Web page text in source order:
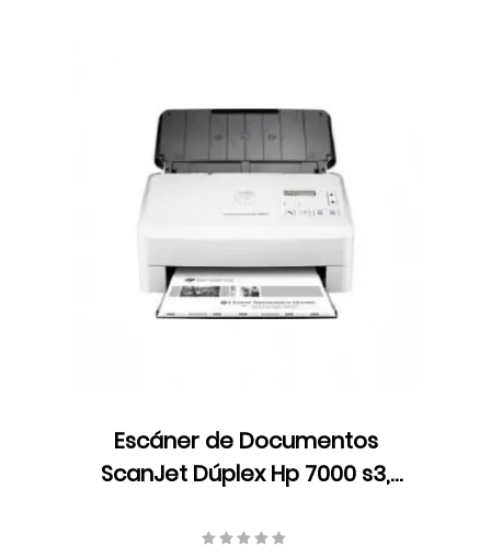
Escáner de Documentos
ScanJet Dúplex Hp 7000 s3,
ppm/150 ipm, Resolución 600